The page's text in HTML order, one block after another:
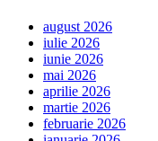
august 2026
iulie 2026
iunie 2026
mai 2026
aprilie 2026
martie 2026
februarie 2026